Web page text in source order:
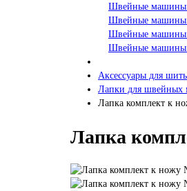
Швейные машины
Швейные машины
Швейные машины
Швейные машины
Аксессуары для
Лапки для швейных
Лапка комплект к
Лапка